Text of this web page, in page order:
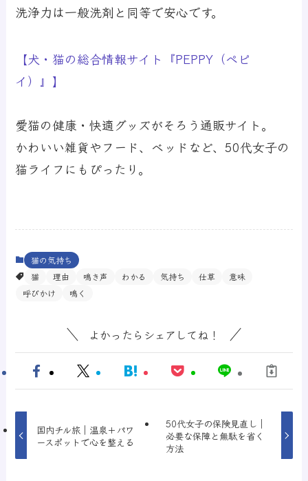
洗浄力は一般洗剤と同等で安心です。
【犬・猫の総合情報サイト『PEPPY（ペピ
イ）』】
愛猫の健康・快適グッズがそろう通販サイト。
かわいい雑貨やフード、ベッドなど、50代女子の
猫ライフにもぴったり。
猫の気持ち
猫
理由 鳴き声 わかる 気持ち 仕草
意味
呼びかけ
鳴く
よかったらシェアしてね！
国内チル旅｜温泉＋パワ
ースポットで心を整える
50代女子の保険見直し｜
必要な保障と無駄を省く
方法